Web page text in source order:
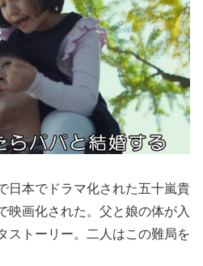
日本でドラマ化された五十嵐貴
映画化された。父と娘の体が入
ストーリー。二人はこの難局を